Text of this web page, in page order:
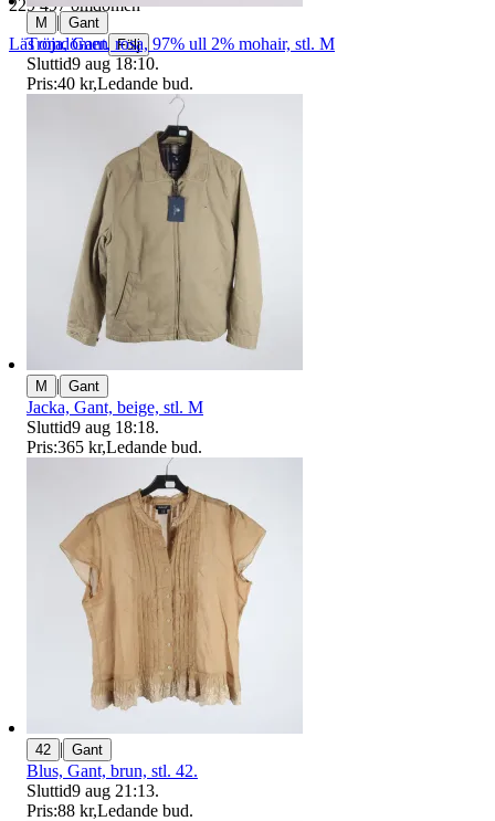
229 497 omdömen
Läs omdömen Följ
M | Gant
Tröja, Gant, rosa, 97% ull 2% mohair, stl. M
Sluttid9 aug 18:10.
Pris:40 kr,Ledande bud.
M | Gant
Jacka, Gant, beige, stl. M
Sluttid9 aug 18:18.
Pris:365 kr,Ledande bud.
42 | Gant
Blus, Gant, brun, stl. 42.
Sluttid9 aug 21:13.
Pris:88 kr,Ledande bud.